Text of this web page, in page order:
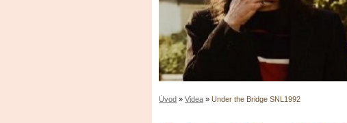
Úvod » Videa » Under the Bridge SNL1992